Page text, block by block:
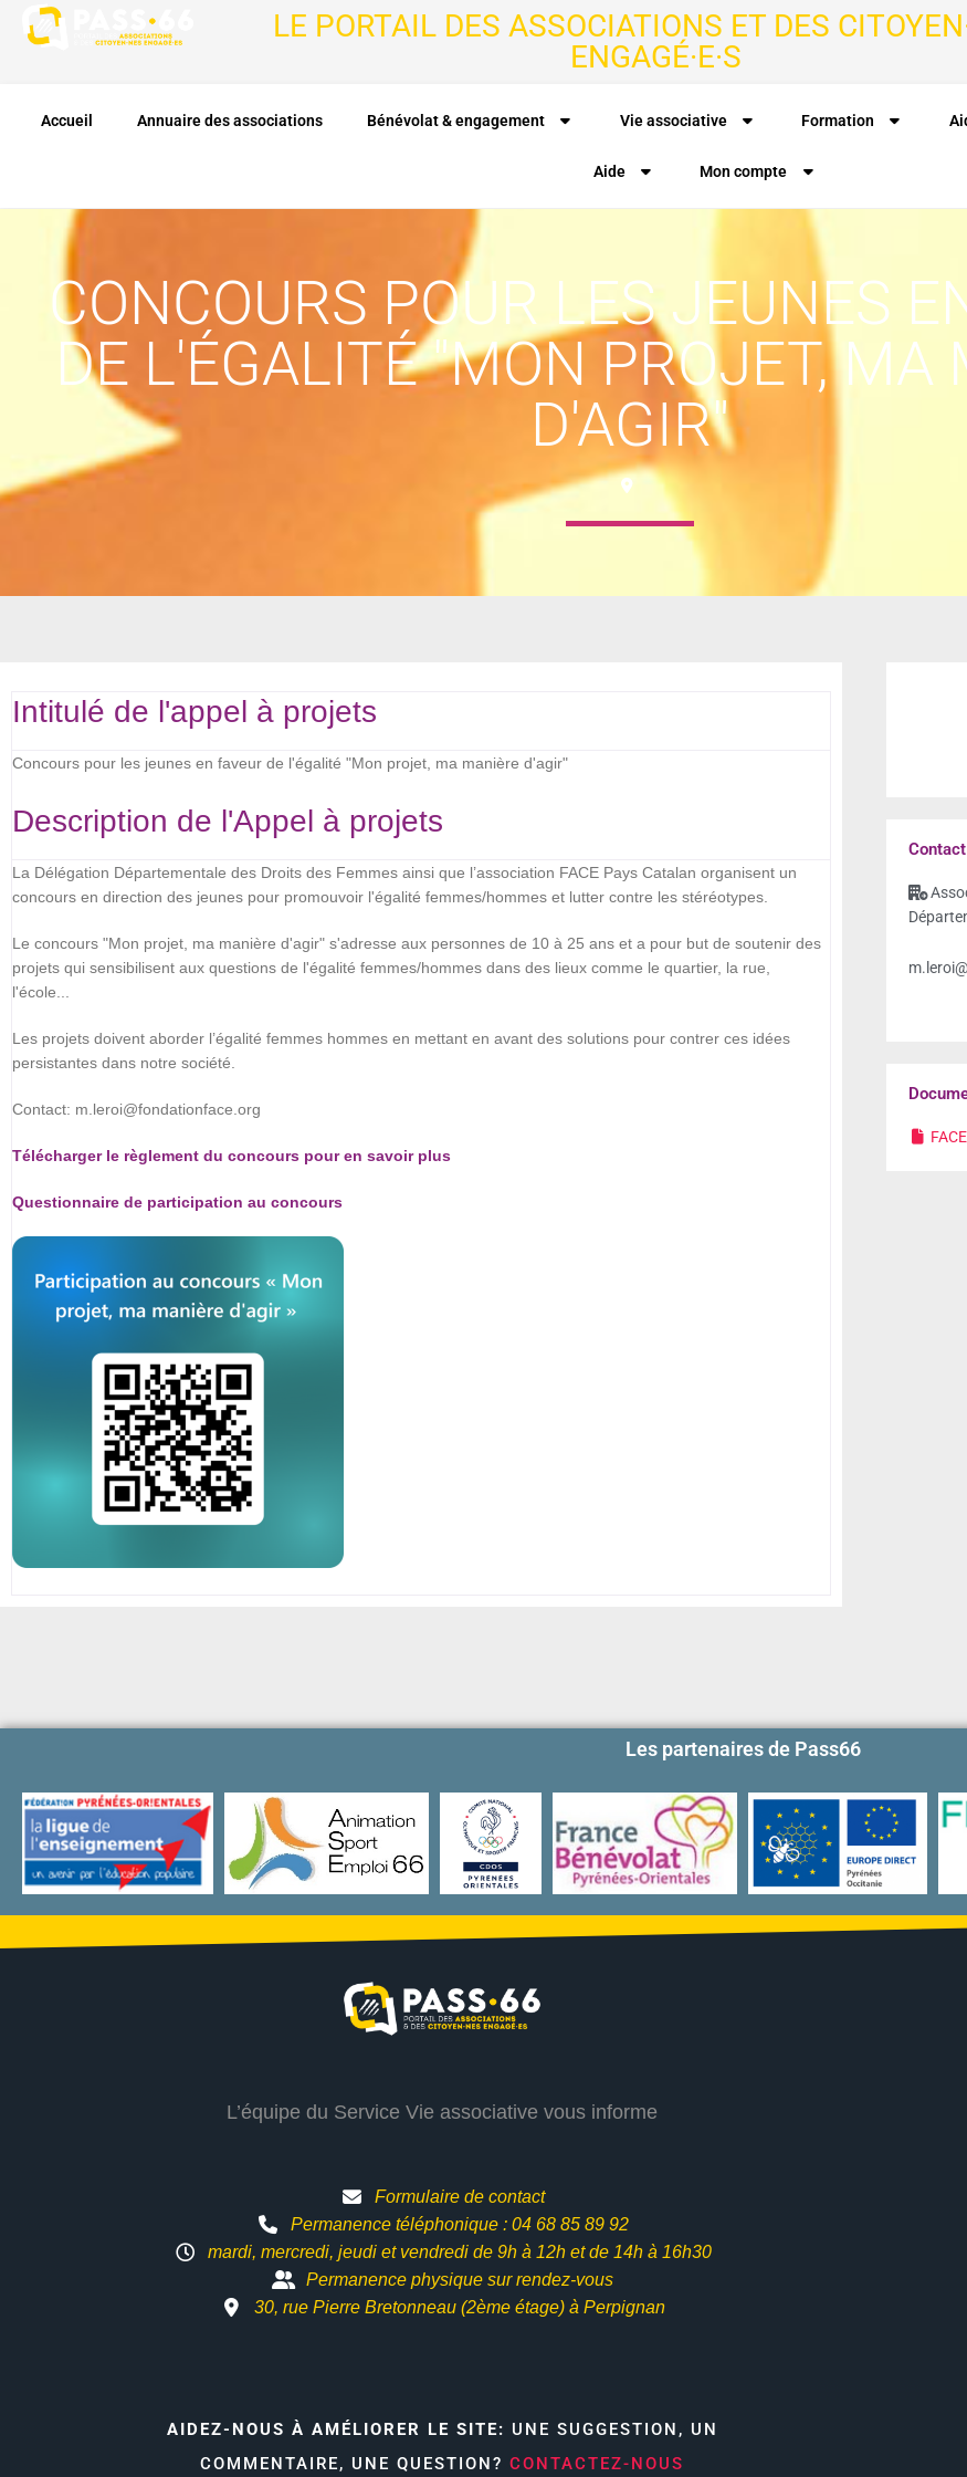
LE PORTAIL DES ASSOCIATIONS ET DES
ENGAGÉ·E·S
Accueil Annuaire des associations Bénévolat & engagement Vie associative Formation
Aide Mon compte
CONCOURS POUR LES JEUNES
DE L'ÉGALITÉ "MON PROJET, MA
D'AGIR"
Intitulé de l'appel à projets
Concours pour les jeunes en faveur de l'égalité "Mon projet, ma manière d'agir"
Description de l'Appel à projets
La Délégation Départementale des Droits des Femmes ainsi que l’association FACE Pays Catalan organisent un
concours en direction des jeunes pour promouvoir l'égalité femmes/hommes et lutter contre les stéréotypes.
Le concours "Mon projet, ma manière d'agir" s'adresse aux personnes de 10 à 25 ans et a pour but de soutenir des
projets qui sensibilisent aux questions de l'égalité femmes/hommes dans des lieux comme le quartier, la rue,
l'école...
Les projets doivent aborder l’égalité femmes hommes en mettant en avant des solutions pour contrer ces idées
persistantes dans notre société.
Contact: m.leroi@fondationface.org
Télécharger le règlement du concours pour en savoir plus
Questionnaire de participation au concours
Contact
Les partenaires de Pass66
L’équipe du Service Vie associative vous informe
Formulaire de contact
Permanence téléphonique : 04 68 85 89 92
mardi, mercredi, jeudi et vendredi de 9h à 12h etde 14h à 16h30
Permanence physique sur rendez-vous
30, rue Pierre Bretonneau (2ème étage) à Perpignan
AIDEZ-NOUS À AMÉLIORER LE SITE: UNE SUGGESTION, UN
COMMENTAIRE, UNE QUESTION? CONTACTEZ-NOUS